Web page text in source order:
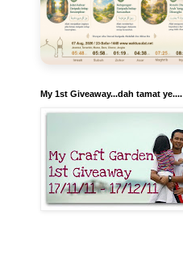
My 1st Giveaway...dah tamat ye....